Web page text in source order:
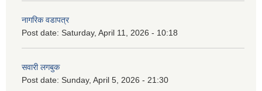
नागरिक वडापत्र
Post date: Saturday, April 11, 2026 - 10:18
सवारी लगबुक
Post date: Sunday, April 5, 2026 - 21:30